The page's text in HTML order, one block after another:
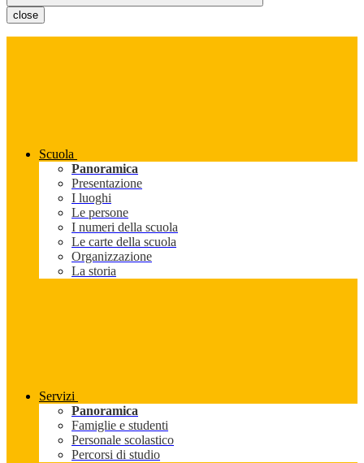
close
Scuola
Panoramica
Presentazione
I luoghi
Le persone
I numeri della scuola
Le carte della scuola
Organizzazione
La storia
Servizi
Panoramica
Famiglie e studenti
Personale scolastico
Percorsi di studio